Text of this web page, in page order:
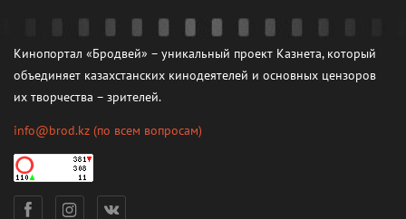
Кинопортал «Бродвей» – уникальный проект Казнета, который
объединяет казахстанских кинодеятелей и основных цензоров
их творчества – зрителей.
info@brod.kz (по всем вопросам)